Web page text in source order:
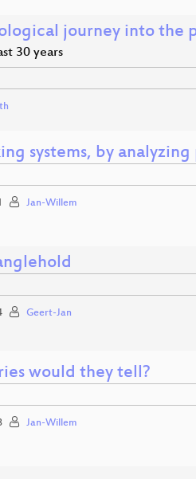
journey into the
30 years
systems, by analyzing
Jan-Willem
Geert-Jan
would they tell?
Jan-Willem